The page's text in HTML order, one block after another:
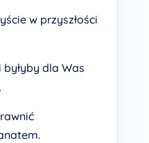
w przyszłości
dla Was